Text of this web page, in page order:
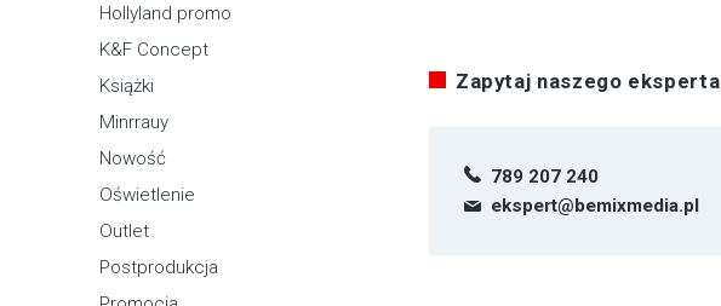
Hollyland promo
K&F Concept
Książki
Minrrauy
Nowość
Oświetlenie
Outlet
Postprodukcja
Zapytaj naszego eksperta
789 207 240
ekspert@bemixmedia.pl